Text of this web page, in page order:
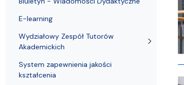
E-learning
Wydziałowy Zespół Tutorów
Akademickich
System zapewnienia jakości
kształcenia